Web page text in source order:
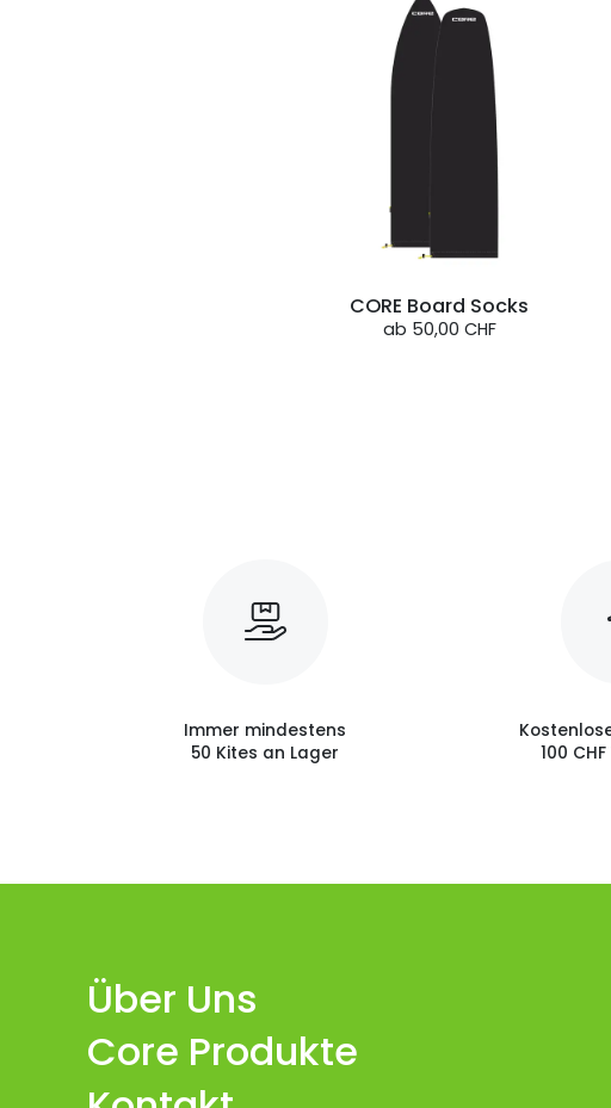
CORE Board Socks
ab 50,00 CHF
Immer mindestens
50 Kites an Lager
100
Über Uns
Core Produkte